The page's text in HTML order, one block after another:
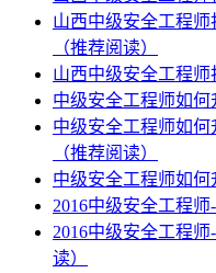
山西中级安全工程
（推荐阅读）
山西中级安全工程
中级安全工程师如
中级安全工程师如
（推荐阅读）
中级安全工程师如
2016中级安全工程
2016中级安全工程
读）